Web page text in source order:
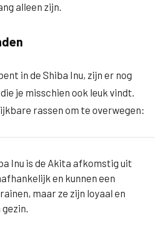
alleen zijn.
in de Shiba Inu, zijn er nog
die je misschien ook leuk vindt.
rassen om te overwegen:
Inu is de Akita afkomstig uit
en kunnen een
maar ze zijn loyaal en